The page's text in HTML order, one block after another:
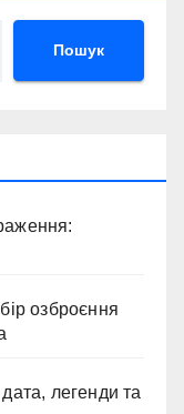
Пошук
озброєння
легенди та